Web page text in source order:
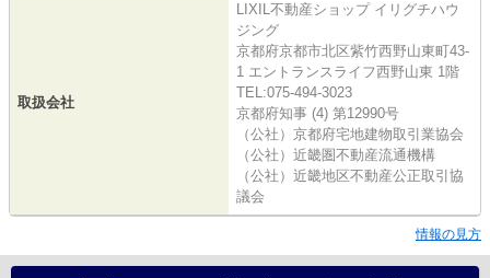
取扱会社
LIXIL不動産ショップ イリグチハウ
ジング
京都府京都市北区紫竹西野山東町43-
1 エントランスライフ西野山東 1階
TEL:075-494-3023
京都府知事 (4) 第12990号
（公社）京都府宅地建物取引業協会
（公社）近畿圏不動産流通機構
（公社）近畿地区不動産公正取引協
議会
情報の見方